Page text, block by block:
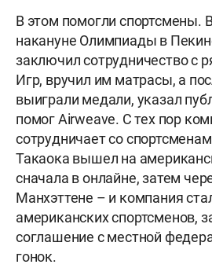
В этом помогли спортсмены.
накануне Олимпиады в
заключил сотрудничество с
Игр, вручил им матрасы, а
выиграли медали, указал
помог Airweave. С тех пор
сотрудничает со
Такаока вышел на
сначала в онлайне, затем
Манхэттене – и компания
американских спортсменов,
соглашение с местной
гонок.